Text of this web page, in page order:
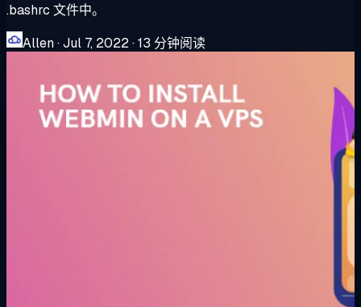
.bashrc 文件中。
Allen·Jul 7, 2022·13 分钟阅读